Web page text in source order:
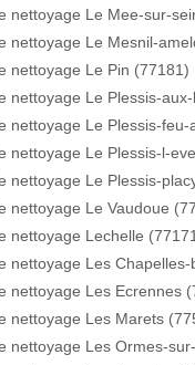
nettoyage Le Mee-sur-
nettoyage Le Mesnil-
nettoyage Le Pin (77181)
nettoyage Le Plessis-
nettoyage Le Plessis-feu-
nettoyage Le Plessis-l-
nettoyage Le Plessis-
nettoyage Le Vaudoue
nettoyage Lechelle
nettoyage Les
nettoyage Les Ecrennes
nettoyage Les Marets
nettoyage Les Ormes-